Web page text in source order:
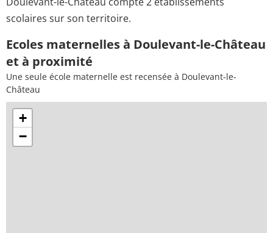
scolaires sur son territoire.
Ecoles maternelles à Doulevant-le-Château
et à proximité
Une seule école maternelle est recensée à Doulevant-le-
Château
+
−